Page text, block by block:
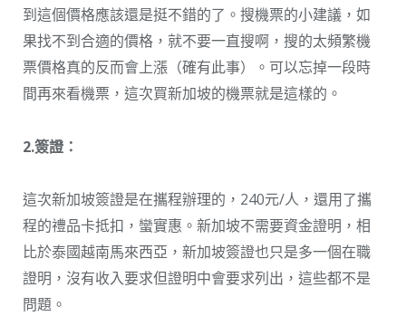
到這個價格應該還是挺不錯的了。搜機票的小建議，如
果找不到合適的價格，就不要一直搜啊，搜的太頻繁機
票價格真的反而會上漲（確有此事）。可以忘掉一段時
間再來看機票，這次買新加坡的機票就是這樣的。
2.簽證：
這次新加坡簽證是在攜程辦理的，240元/人，還用了攜
程的禮品卡抵扣，蠻實惠。新加坡不需要資金證明，相
比於泰國越南馬來西亞，新加坡簽證也只是多一個在職
證明，沒有收入要求但證明中會要求列出，這些都不是
問題。